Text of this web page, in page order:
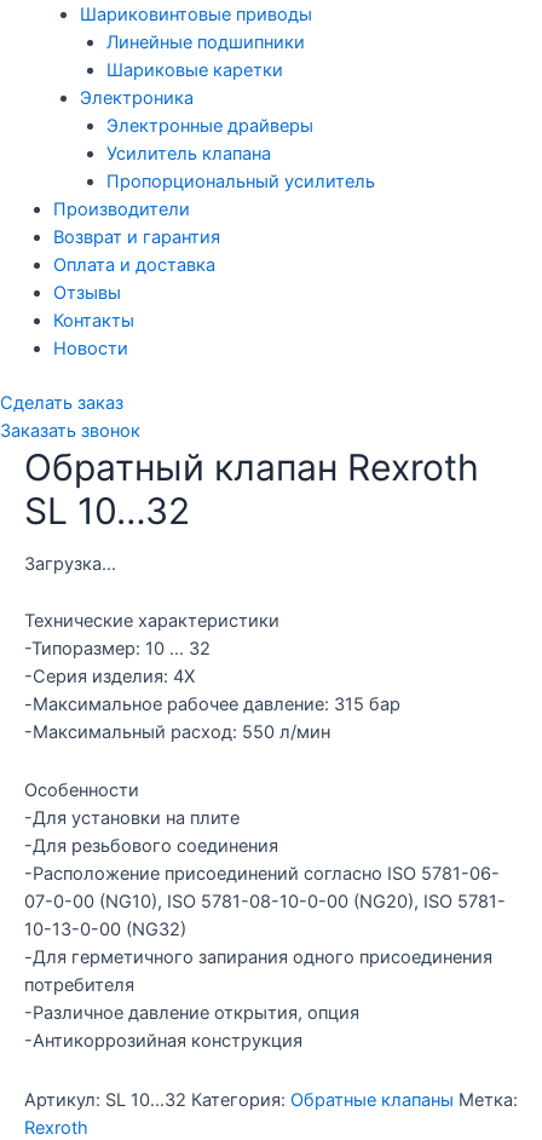
Шариковинтовые приводы
Линейные подшипники
Шариковые каретки
Электроника
Электронные драйверы
Усилитель клапана
Пропорциональный усилитель
Производители
Возврат и гарантия
Оплата и доставка
Отзывы
Контакты
Новости
Сделать заказ
Заказать звонок
Обратный клапан Rexroth
SL 10…32
Загрузка...
Технические характеристики
-Типоразмер: 10 … 32
-Серия изделия: 4X
-Максимальное рабочее давление: 315 бар
-Максимальный расход: 550 л/мин
Особенности
-Для установки на плите
-Для резьбового соединения
-Расположение присоединений согласно ISO 5781-06-
07-0-00 (NG10), ISO 5781-08-10-0-00 (NG20), ISO 5781-
10-13-0-00 (NG32)
-Для герметичного запирания одного присоединения
потребителя
-Различное давление открытия, опция
-Антикоррозийная конструкция
Артикул: SL 10...32 Категория: Обратные клапаны Метка:
Rexroth